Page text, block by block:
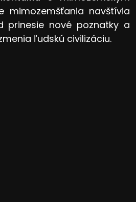
mimozemšťania navštívia
prinesie nové poznatky a
ľudskú civilizáciu.